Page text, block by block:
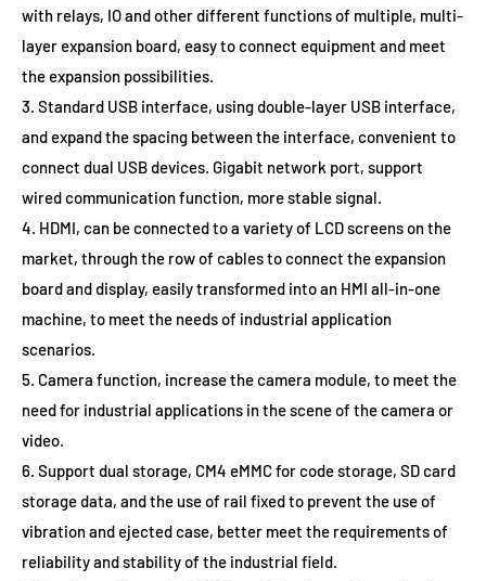
with relays, IO and other different functions of multiple, multi-
layer expansion board, easy to connect equipment and meet
the expansion possibilities.
3. Standard USB interface, using double-layer USB interface,
and expand the spacing between the interface, convenient to
connect dual USB devices. Gigabit network port, support
wired communication function, more stable signal.
4. HDMI, can be connected to a variety of LCD screens on the
market, through the row of cables to connect the expansion
board and display, easily transformed into an HMI all-in-one
machine, to meet the needs of industrial application
scenarios.
5. Camera function, increase the camera module, to meet the
need for industrial applications in the scene of the camera or
video.
6. Support dual storage, CM4 eMMC for code storage, SD card
storage data, and the use of rail fixed to prevent the use of
vibration and ejected case, better meet the requirements of
reliability and stability of the industrial field.